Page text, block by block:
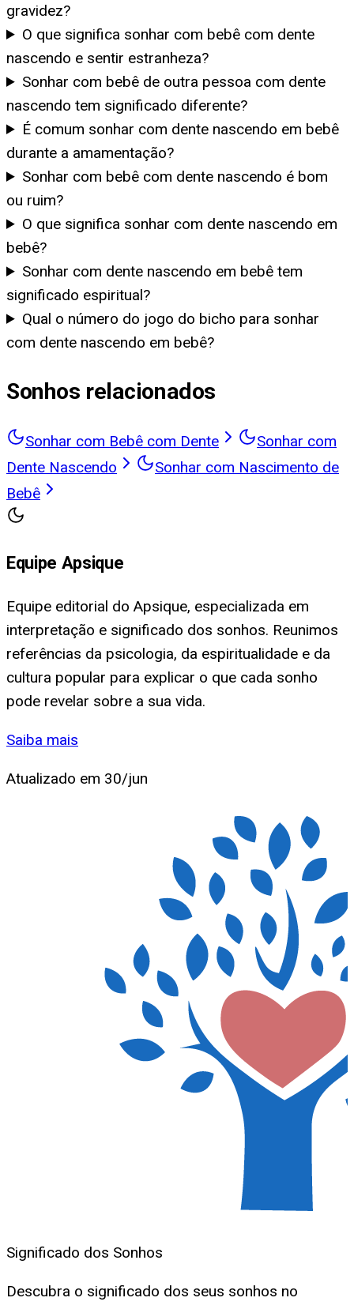
gravidez?
O que significa sonhar com bebê com dente
nascendo e sentir estranheza?
Sonhar com bebê de outra pessoa com dente
nascendo tem significado diferente?
É comum sonhar com dente nascendo em bebê
durante a amamentação?
Sonhar com bebê com dente nascendo é bom
ou ruim?
O que significa sonhar com dente nascendo em
bebê?
Sonhar com dente nascendo em bebê tem
significado espiritual?
Qual o número do jogo do bicho para sonhar
com dente nascendo em bebê?
Sonhos relacionados
Sonhar com Bebê com Dente
Sonhar com
Dente Nascendo
Sonhar com Nascimento de
Bebê
Equipe Apsique
Equipe editorial do Apsique, especializada em
interpretação e significado dos sonhos. Reunimos
referências da psicologia, da espiritualidade e da
cultura popular para explicar o que cada sonho
pode revelar sobre a sua vida.
Saiba mais
Atualizado em 30/jun
Significado dos Sonhos
Descubra o significado dos seus sonhos no